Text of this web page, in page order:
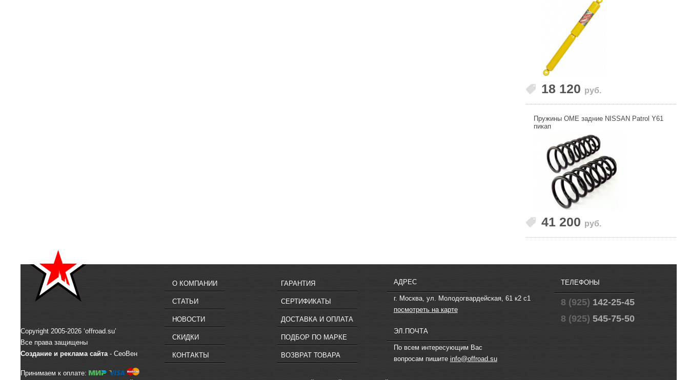
18 120 руб.
Пружины OME задние NISSAN Patrol Y61
пикап
41 200 руб.
Copyright 2005-2026 ‘offroad.su’
Все права защищены
Создание и реклама сайта- СеоВен
Принимаем к оплате:
О КОМПАНИИ
СТАТЬИ
НОВОСТИ
СКИДКИ
КОНТАКТЫ
ГАРАНТИЯ
СЕРТИФИКАТЫ
ДОСТАВКА И ОПЛАТА
ПОДБОР ПО МАРКЕ
ВОЗВРАТ ТОВАРА
АДРЕС
г. Москва, ул. Молодогвардейская, 61 к2 с1
посмотреть на карте
ЭЛ.ПОЧТА
По всем интересующим Вас
вопросам пишите info@offroad.su
ТЕЛЕФОНЫ
8 (925) 142-25-45
8 (925) 545-75-50